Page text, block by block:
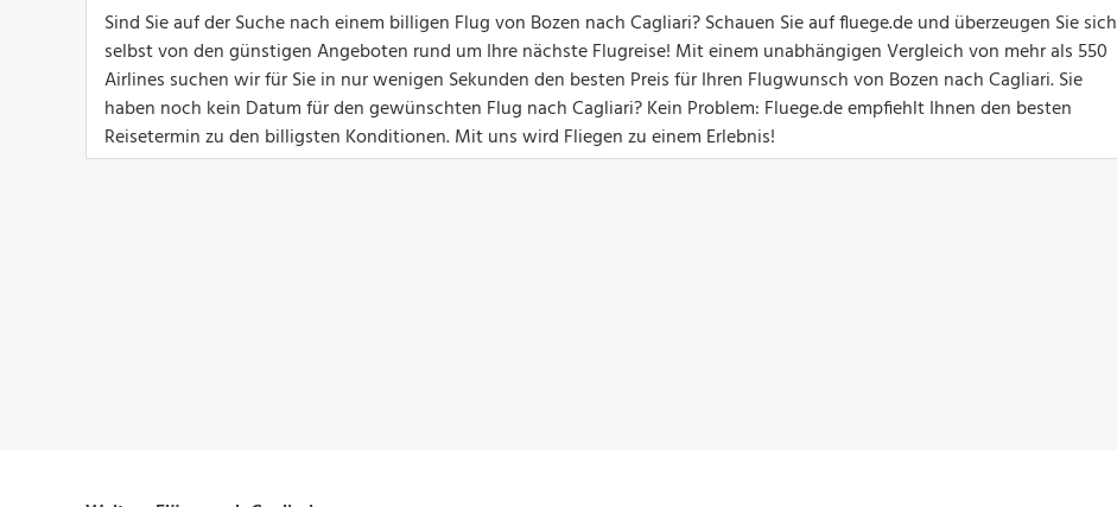
Sind Sie auf der Suche nach einem billigen Flug von Bozen nach Cagliari? Schauen Sie auf fluege.de und überzeugen Sie sich
selbst von den günstigen Angeboten rund um Ihre nächste Flugreise! Mit einem unabhängigen Vergleich von mehr als 550
Airlines suchen wir für Sie in nur wenigen Sekunden den besten Preis für Ihren Flugwunsch von Bozen nach Cagliari. Sie
haben noch kein Datum für den gewünschten Flug nach Cagliari? Kein Problem: Fluege.de empfiehlt Ihnen den besten
Reisetermin zu den billigsten Konditionen. Mit uns wird Fliegen zu einem Erlebnis!